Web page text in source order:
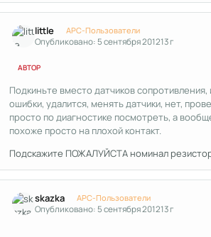
little APC-Пользователи
Опубликовано:5 сентября 201213 г
АВТОР
Подкиньте вместо датчиков сопротивления,
ошибки, удалится, менять датчики, нет,
просто по диагностике посмотреть, а
похоже просто на плохой контакт.
Подскажите ПОЖАЛУЙСТА номинал
skazka APC-Пользователи
Опубликовано:5 сентября 201213 г